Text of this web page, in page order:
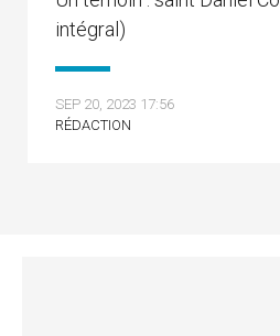
intégral)
SEP 20, 2023 17:56
RÉDACTION